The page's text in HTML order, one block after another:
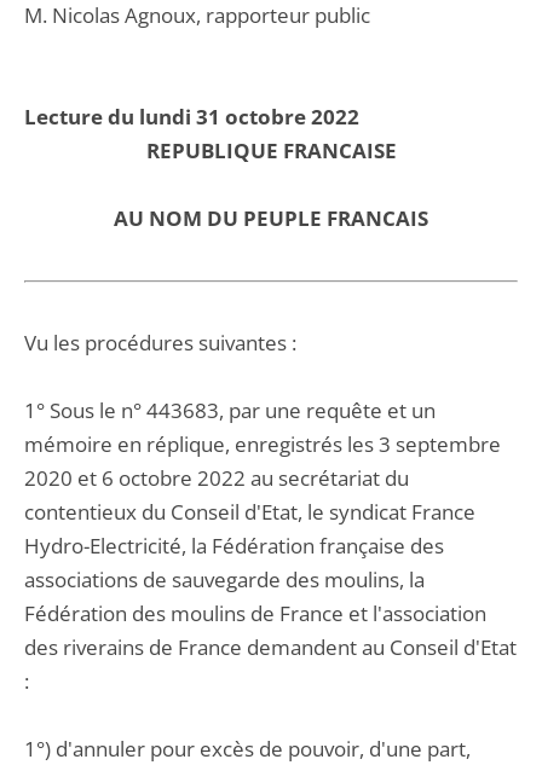
M. Nicolas Agnoux, rapporteur public
Lecture du lundi 31 octobre 2022
REPUBLIQUE FRANCAISE
AU NOM DU PEUPLE FRANCAIS
Vu les procédures suivantes :
1° Sous le n° 443683, par une requête et un
mémoire en réplique, enregistrés les 3 septembre
2020 et 6 octobre 2022 au secrétariat du
contentieux du Conseil d'Etat, le syndicat France
Hydro-Electricité, la Fédération française des
associations de sauvegarde des moulins, la
Fédération des moulins de France et l'association
des riverains de France demandent au Conseil d'Etat
:
1°) d'annuler pour excès de pouvoir, d'une part,